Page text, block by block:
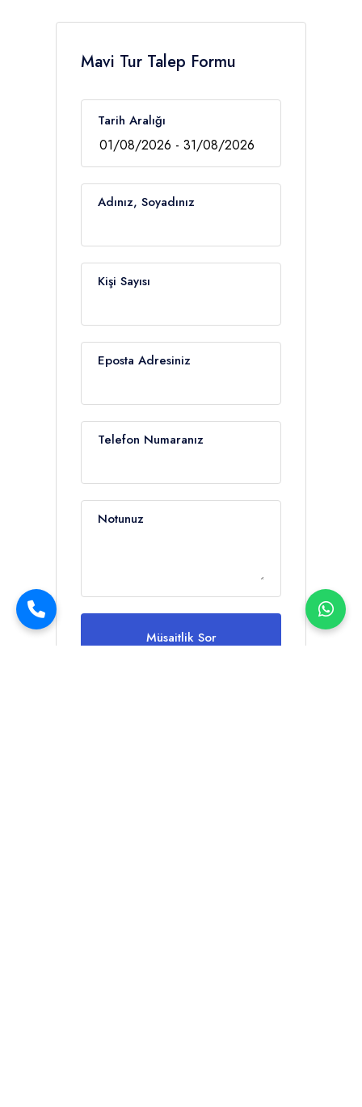
Mavi Tur Talep Formu
Tarih Aralığı
Adınız, Soyadınız
Kişi Sayısı
Eposta Adresiniz
Telefon Numaranız
Notunuz
Müsaitlik Sor